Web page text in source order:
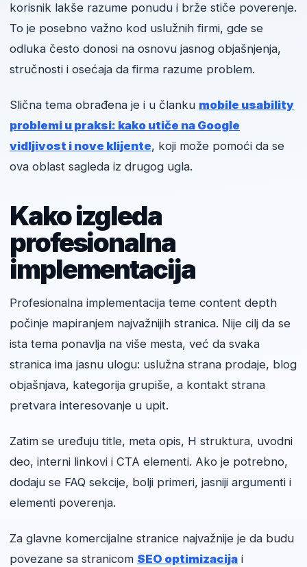
korisnik lakše razume ponudu i brže stiče poverenje.
To je posebno važno kod uslužnih firmi, gde se
odluka često donosi na osnovu jasnog objašnjenja,
stručnosti i osećaja da firma razume problem.
Slična tema obrađena je i u članku mobile usability
problemi u praksi: kako utiče na Google
vidljivost i nove klijente, koji može pomoći da se
ova oblast sagleda iz drugog ugla.
Kako izgleda
profesionalna
implementacija
Profesionalna implementacija teme content depth
počinje mapiranjem najvažnijih stranica. Nije cilj da se
ista tema ponavlja na više mesta, već da svaka
stranica ima jasnu ulogu: uslužna strana prodaje, blog
objašnjava, kategorija grupiše, a kontakt strana
pretvara interesovanje u upit.
Zatim se uređuju title, meta opis, H struktura, uvodni
deo, interni linkovi i CTA elementi. Ako je potrebno,
dodaju se FAQ sekcije, bolji primeri, jasniji argumenti i
elementi poverenja.
Za glavne komercijalne stranice najvažnije je da budu
povezane sa stranicom SEO optimizacija i